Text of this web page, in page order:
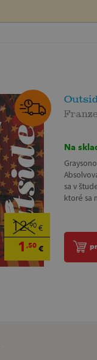
12,90 €
1 ,50 €
Na
sa v
ktoré sa